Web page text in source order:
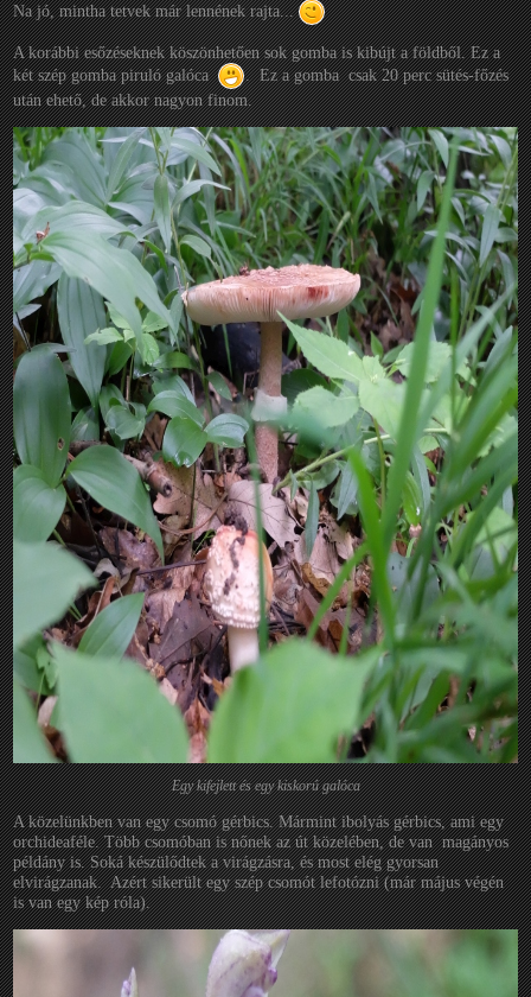
Na jó, mintha tetvek már lennének rajta...
A korábbi esőzéseknek köszönhetően sok gomba is kibújt a földből. Ez a
két szép gomba piruló galóca
. Ez a gomba csak 20 perc sütés-főzés
után ehető, de akkor nagyon finom.
Egy kifejlett és egy kiskorú galóca
A közelünkben van egy csomó gérbics. Mármint ibolyás gérbics, ami egy
orchideaféle. Több csomóban is nőnek az út közelében, de van magányos
példány is. Soká készülődtek a virágzásra, és most elég gyorsan
elvirágzanak. Azért sikerült egy szép csomót lefotózni (már május végén
is van egy kép róla).